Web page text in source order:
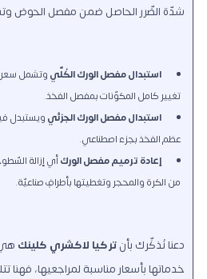
شدّة الضّرر الحاصل ضمن مفصل الحوض
استبدال مفصل الورك الكُلّيوتشمل سعر
تغيير كامل المكوّنات بمفصل الفخذ.
استبدال مفصل الورك الجزئيويستبدل
عظم الفخذ بجزء اصطناعي.
إعادة ترميم مفصل الوركأي إزالة
من الكرة والمحجر وتغطيتها بأطرافٍ صناعيّة.
دعنا نُذكِّرك بأنتركيا لاكشري كلينك
خدماتها بأسعار مناسبة لمراجعيها، فهنا